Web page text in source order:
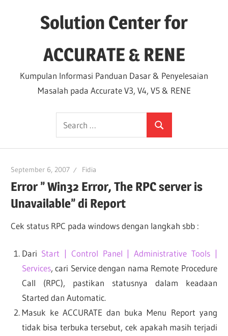
Solution Center for
ACCURATE & RENE
Kumpulan Informasi Panduan Dasar & Penyelesaian
Masalah pada Accurate V3, V4, V5 & RENE
Search
for:
Search
September 6, 2007 Fidia
Error ” Win32 Error, The RPC server is
Unavailable” di Report
Cek status RPC pada windows dengan langkah sbb :
Dari Start | Control Panel | Administrative Tools |
Services, cari Service dengan nama Remote Procedure
Call (RPC), pastikan statusnya dalam keadaan
Started dan Automatic.
Masuk ke ACCURATE dan buka Menu Report yang
tidak bisa terbuka tersebut, cek apakah masih terjadi